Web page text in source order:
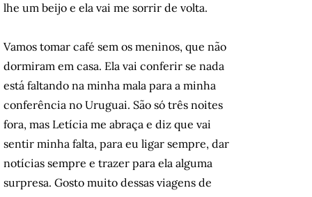
lhe um beijo e ela vai me sorrir de volta.
Vamos tomar café sem os meninos, que não
dormiram em casa. Ela vai conferir se nada
está faltando na minha mala para a minha
conferência no Uruguai. São só três noites
fora, mas Letícia me abraça e diz que vai
sentir minha falta, para eu ligar sempre, dar
notícias sempre e trazer para ela alguma
surpresa. Gosto muito dessas viagens de